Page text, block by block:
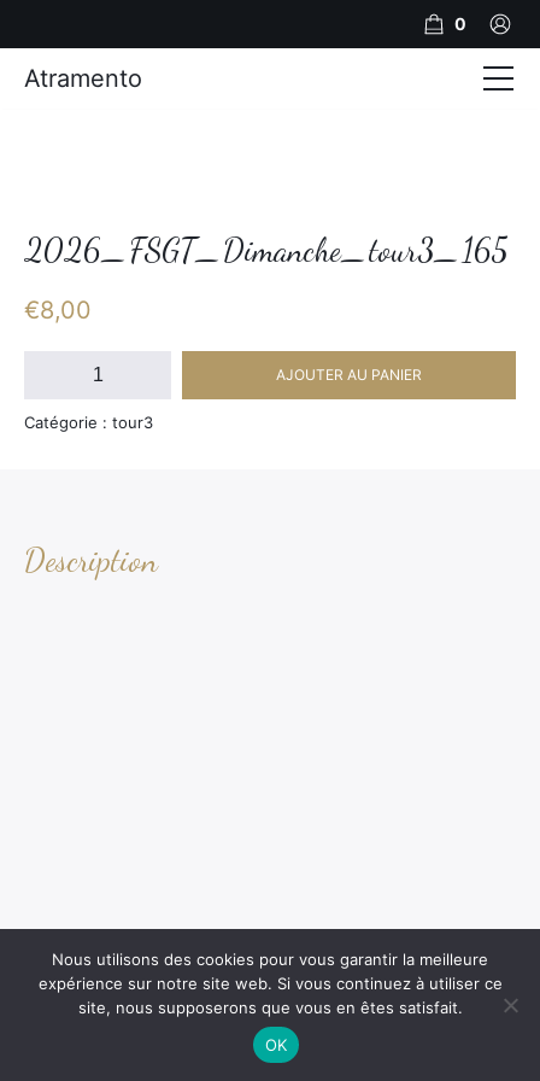
2026_FSGT_Dimanche_tour3_165
€8,00
quantité
2026_FSGT_Dimanche_tour3_165
AJOUTER AU PANIER
Catégorie : tour3
Description
0
Atramento
Photos
Nous utilisons des cookies pour vous garantir la meilleure
expérience sur notre site web. Si vous continuez à utiliser ce
site, nous supposerons que vous en êtes satisfait.
OK